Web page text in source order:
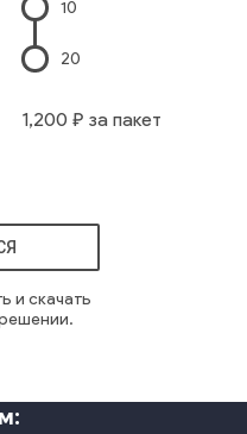
10
20
1,200 ₽ за пакет
и скачать